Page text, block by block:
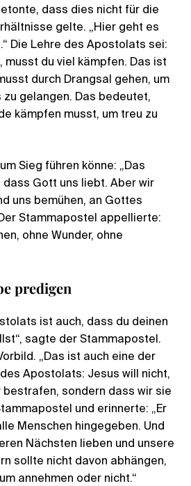
dass dies nicht für die
gelte. „Hier geht es
Die Lehre des Apostolats sei:
musst du viel kämpfen. Das ist
durch Drangsal gehen, um
zu gelangen. Das bedeutet,
kämpfen musst, um treu zu
Sieg führen könne: „Das
Gott uns liebt. Aber wir
uns bemühen, an Gottes
Stammapostel appellierte:
ohne Wunder, ohne
predigen
ist auch, dass du deinen
sagte der Stammapostel.
„Das ist auch eine der
Apostolats: Jesus will nicht,
bestrafen, sondern dass wir sie
und erinnerte: „Er
Menschen hingegeben. Und
Nächsten lieben und unsere
sollte nicht davon abhängen,
annehmen oder nicht.“